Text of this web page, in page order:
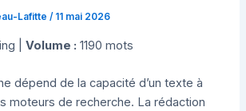
Lafitte/ 11 mai 2026
|Volume : 1190 mots
dépend de la capacité d’un texte à
moteurs de recherche. La rédaction